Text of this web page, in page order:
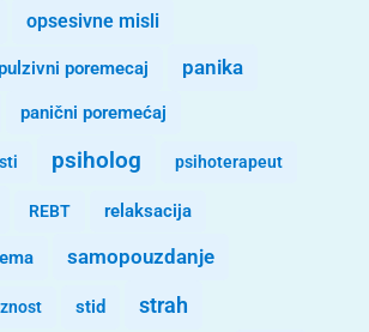
opsesivne misli
poremecaj panika
panični poremećaj
psiholog psihoterapeut
REBT relaksacija
samopouzdanje
stid strah